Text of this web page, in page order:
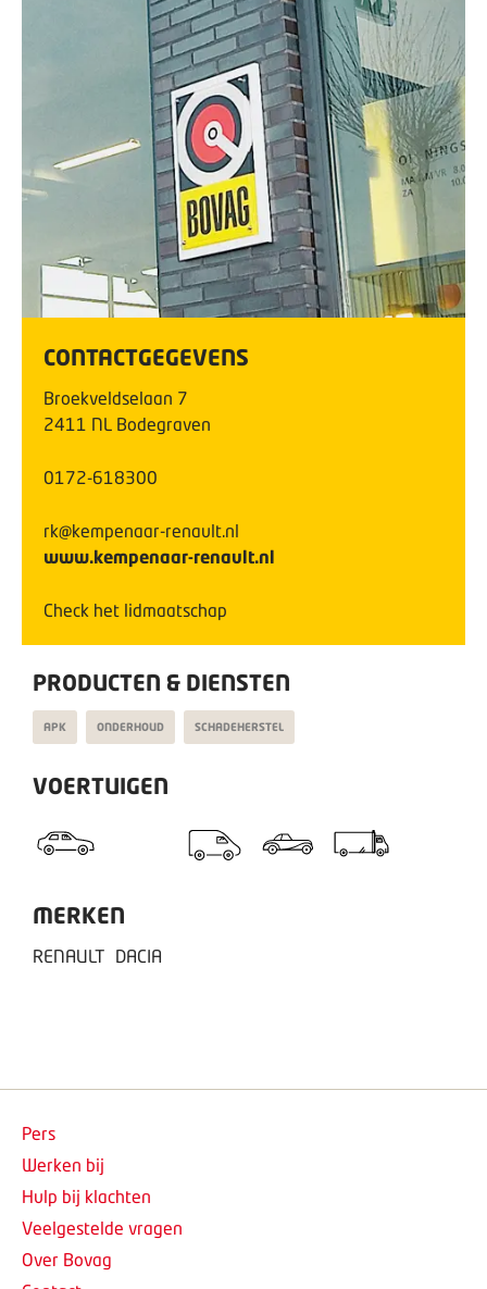
CONTACTGEGEVENS
Broekveldselaan 7
2411 NL Bodegraven
0172-618300
rk@kempenaar-renault.nl
www.kempenaar-renault.nl
Check het lidmaatschap
PRODUCTEN & DIENSTEN
APK ONDERHOUD SCHADEHERSTEL
VOERTUIGEN
MERKEN
RENAULT DACIA
Pers
Werken bij
Hulp bij klachten
Veelgestelde vragen
Over Bovag